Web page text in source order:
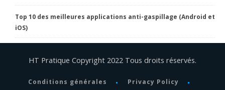
Top 10 des meilleures applications anti-gaspillage (Android et
iOS)
HT Pratique Copyright 2022 Tous droits réservés.
Conditions générales Privacy Policy